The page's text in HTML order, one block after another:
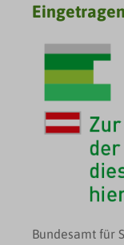
Bundesamt für